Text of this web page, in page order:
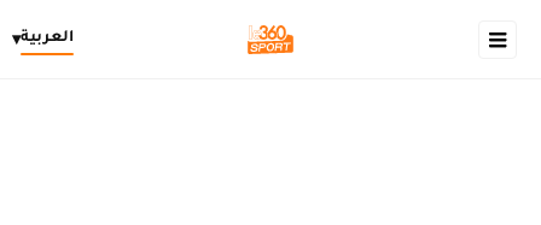
العربية▾